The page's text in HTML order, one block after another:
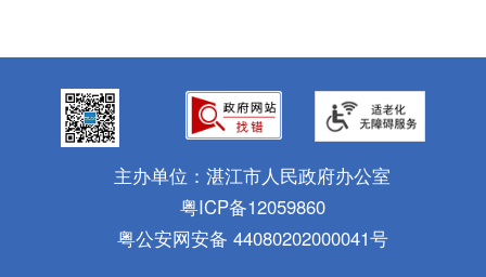
主办单位：湛江市人民政府办公室
粤ICP备12059860
粤公安网安备 44080202000041号